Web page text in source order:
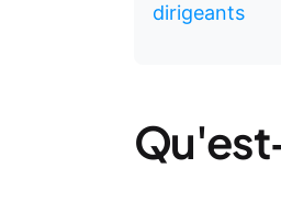
dirigeants